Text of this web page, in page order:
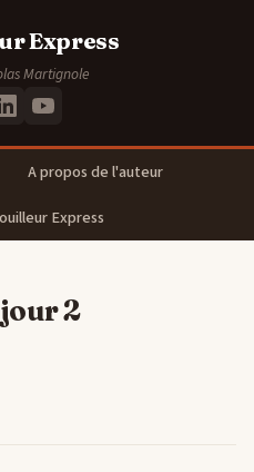
Express
Martignole
A propos de l'auteur
Express
2